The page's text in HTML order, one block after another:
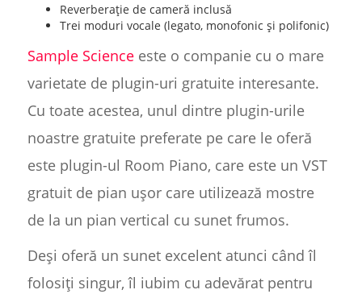
Reverberație de cameră inclusă
Trei moduri vocale (legato, monofonic și polifonic)
Sample Scienceeste o companie cu o mare
varietate de plugin-uri gratuite interesante.
Cu toate acestea, unul dintre plugin-urile
noastre gratuite preferate pe care le oferă
este plugin-ul Room Piano, care este un VST
gratuit de pian ușor care utilizează mostre
de la un pian vertical cu sunet frumos.
Deși oferă un sunet excelent atunci când îl
folosiți singur, îl iubim cu adevărat pentru